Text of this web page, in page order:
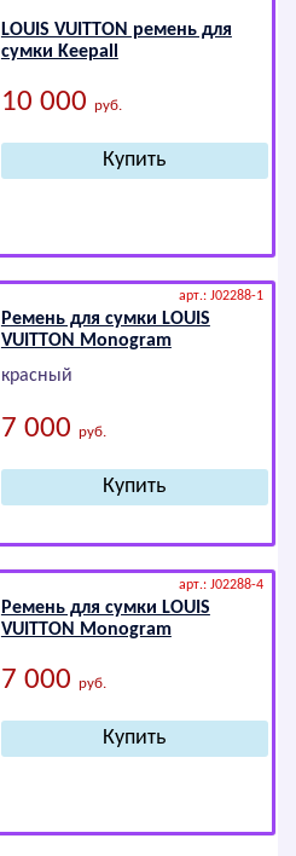
LОUIS VUIТТОN ремень для
сумки Keepall
10 000 руб.
арт.: J02288-1
Ремень для сумки LОUIS
VUIТТОN Mоnоgrаm
красный
7 000 руб.
арт.: J02288-4
Ремень для сумки LОUIS
VUIТТОN Mоnоgrаm
7 000 руб.